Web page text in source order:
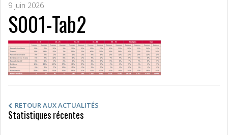
9 juin 2026
S001-Tab2
RETOUR AUX ACTUALITÉS
Statistiques récentes